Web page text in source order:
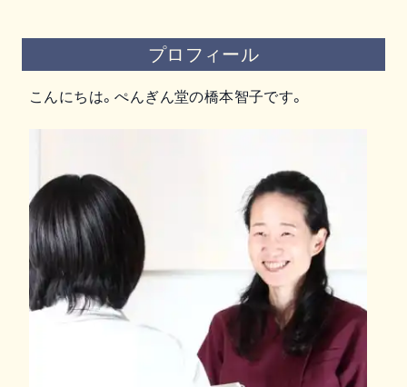
プロフィール
こんにちは。ぺんぎん堂の橋本智子です。